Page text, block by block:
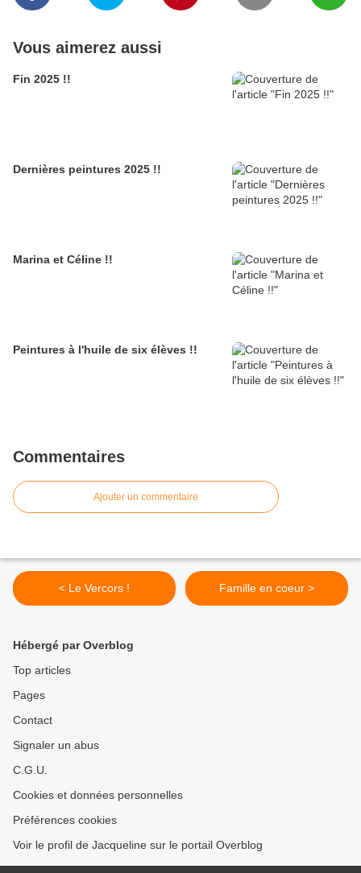
Vous aimerez aussi
Fin 2025 !!
Dernières peintures 2025 !!
Marina et Céline !!
Peintures à l'huile de six élèves !!
Commentaires
Ajouter un commentaire
< Le Vercors ! Famille en coeur >
Hébergé par Overblog
Top articles
Pages
Contact
Signaler un abus
C.G.U.
Cookies et données personnelles
Préférences cookies
Voir le profil de Jacqueline sur le portail Overblog